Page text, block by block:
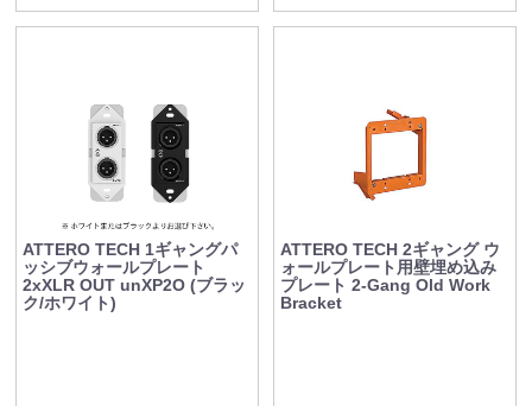
ATTERO TECH 1ギャングパ
ッシブウォールプレート
2xXLR OUT unXP2O (ブラッ
ク/ホワイト)
ATTERO TECH 2ギャング ウ
ォールプレート用壁埋め込み
プレート 2-Gang Old Work
Bracket